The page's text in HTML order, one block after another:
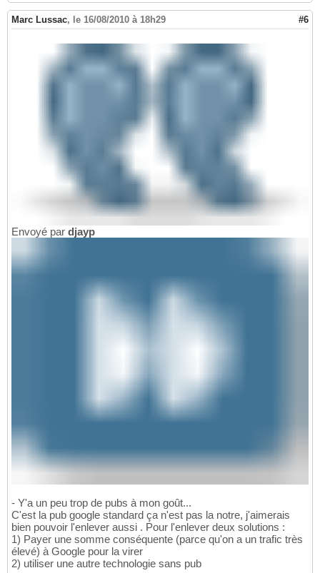
Marc Lussac, le 16/08/2010 à 18h29 #6
Envoyé par djayp
- Y'a un peu trop de pubs à mon goût...
C'est la pub google standard ça n'est pas la notre, j'aimerais
bien pouvoir l'enlever aussi . Pour l'enlever deux solutions :
1) Payer une somme conséquente (parce qu'on a un trafic très
élevé) à Google pour la virer
2) utiliser une autre technologie sans pub